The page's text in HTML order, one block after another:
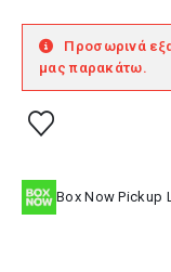
Προσωρινά
μας παρακάτω.
Box Now Pickup